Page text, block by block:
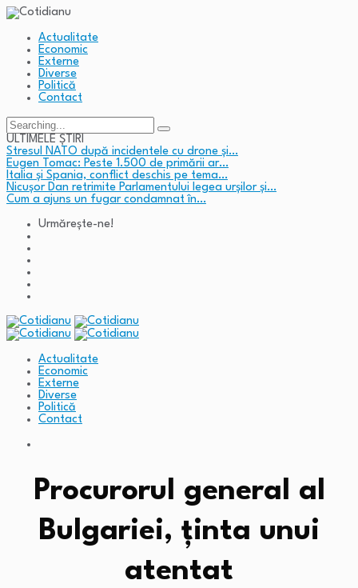
Actualitate
Economic
Externe
Diverse
Politică
Contact
Search
for:
ULTIMELE ȘTIRI
Stresul NATO după incidentele cu drone și…
Eugen Tomac: Peste 1.500 de primării ar…
Italia și Spania, conflict deschis pe tema…
Nicușor Dan retrimite Parlamentului legea urșilor și…
Cum a ajuns un fugar condamnat în…
Urmărește-ne!
Actualitate
Economic
Externe
Diverse
Politică
Contact
Procurorul general al
Bulgariei, ținta unui
atentat